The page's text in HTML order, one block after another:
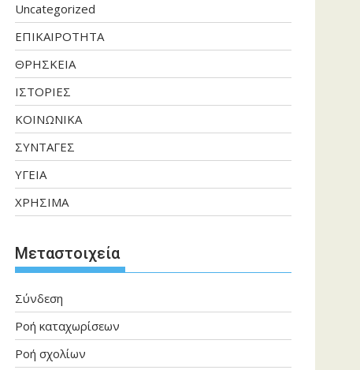
Uncategorized
ΕΠΙΚΑΙΡΟΤΗΤΑ
ΘΡΗΣΚΕΙΑ
ΙΣΤΟΡΙΕΣ
ΚΟΙΝΩΝΙΚΑ
ΣΥΝΤΑΓΕΣ
ΥΓΕΙΑ
ΧΡΗΣΙΜΑ
Μεταστοιχεία
Σύνδεση
Ροή καταχωρίσεων
Ροή σχολίων